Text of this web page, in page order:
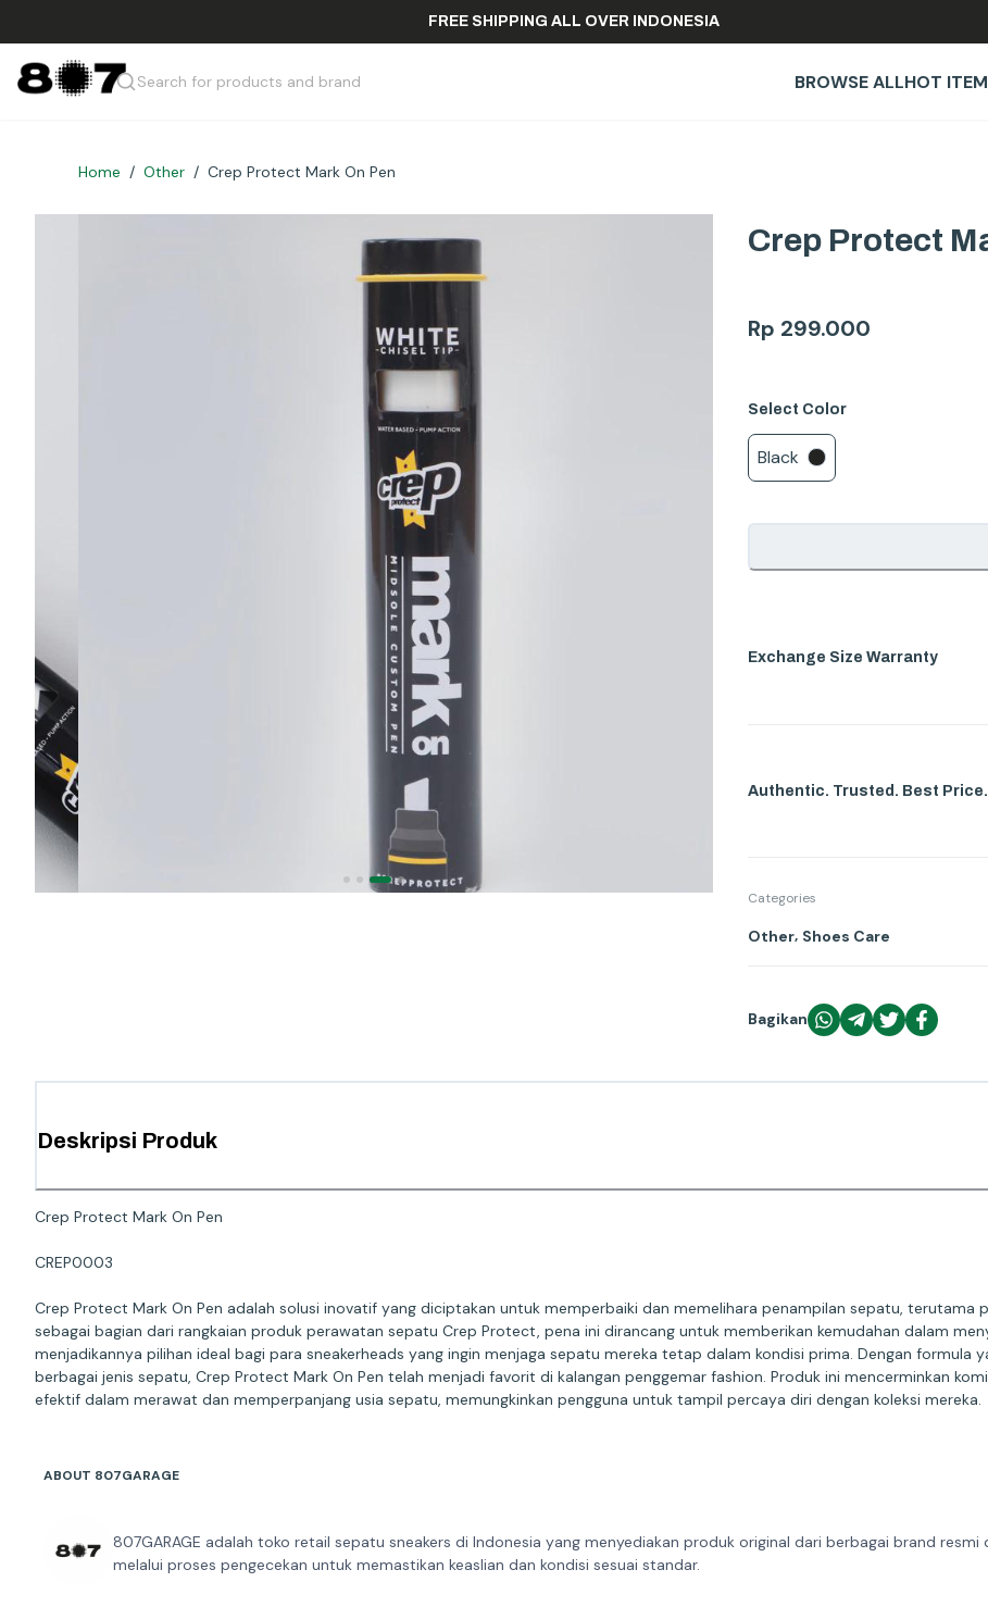
FREE SHIPPING ALL OVER INDONESIA
Search for products and brand BROWSE ALLHOT ITEM
Home / Other / Crep Protect Mark On Pen
Crep Protect
Rp 299.000
Select Color
Black
Exchange Size Warranty
Authentic. Trusted. Best Price.
Categories
Other, Shoes Care
Bagikan
Deskripsi Produk
Crep Protect Mark On Pen
CREP0003
Crep Protect Mark On Pen adalah solusi inovatif yang diciptakan untuk memperbaiki dan memelihara penampilan sepatu, terutama
sebagai bagian dari rangkaian produk perawatan sepatu Crep Protect, pena ini dirancang untuk memberikan kemudahan dalam
menjadikannya pilihan ideal bagi para sneakerheads yang ingin menjaga sepatu mereka tetap dalam kondisi prima. Dengan formula
berbagai jenis sepatu, Crep Protect Mark On Pen telah menjadi favorit di kalangan penggemar fashion. Produk ini mencerminkan
efektif dalam merawat dan memperpanjang usia sepatu, memungkinkan pengguna untuk tampil percaya diri dengan koleksi mereka.
ABOUT 807GARAGE
807GARAGE adalah toko retail sepatu sneakers di Indonesia yang menyediakan produk original dari berbagai brand
melalui proses pengecekan untuk memastikan keaslian dan kondisi sesuai standar.